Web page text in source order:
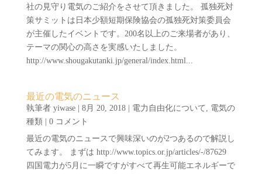
社の見守り電気のご紹介をさせて頂きました。 孤独死対
策サミットは日本少額短期保険協会の孤独死対策委員会
が主催したイベントです。200名以上のご来場者があり、
テーマの関心の高さを実感いたしました。
http://www.shougakutanki.jp/general/index.html...
最近の電気のニュース
執筆者 yiwase| 8月 20, 2018| 電力自由化について , 電気の
種類 | 0 コメント
最近の電気のニュースで興味深いのが2つあるので解説し
てみます。 まずは http://www.topics.or.jp/articles/-/87629
四国電力が5月に一瞬ですがすべて再生可能エネルギーで